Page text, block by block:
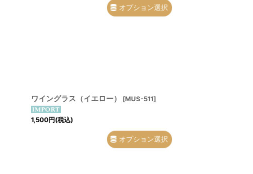
オプション選択
ワイングラス（イエロー） [MUS-511]
1,500円(税込)
オプション選択